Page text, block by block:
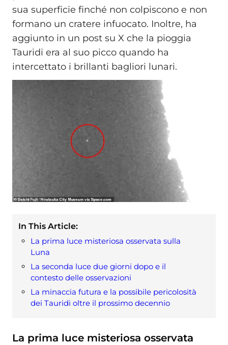
sua superficie finché non colpiscono e non
formano un cratere infuocato. Inoltre, ha
aggiunto in un post su X che la pioggia
Tauridi era al suo picco quando ha
intercettato i brillanti bagliori lunari.
In This Article:
La prima luce misteriosa osservata sulla
Luna
La seconda luce due giorni dopo e il
contesto delle osservazioni
La minaccia futura e la possibile pericolosità
dei Tauridi oltre il prossimo decennio
La prima luce misteriosa osservata